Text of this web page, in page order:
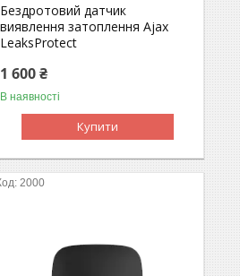
Бездротовий датчик
виявлення затоплення Ajax
LeaksProtect
1 600 ₴
В наявності
Купити
2000